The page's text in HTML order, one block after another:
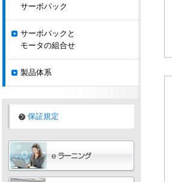
サーボパック
サーボパックと
モータの組合せ
製品体系
保証規定